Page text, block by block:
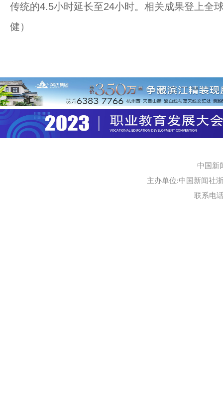
传统的4.5小时延长至24小时。相关成果登上全
健）
中国新
主办单位:中国新闻社
联系电